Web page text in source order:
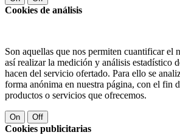
Cookies de análisis
Son aquellas que nos permiten cuantificar el
así realizar la medición y análisis estadístico
hacen del servicio ofertado. Para ello se
forma anónima en nuestra página, con el fin
productos o servicios que ofrecemos.
On Off
Cookies publicitarias